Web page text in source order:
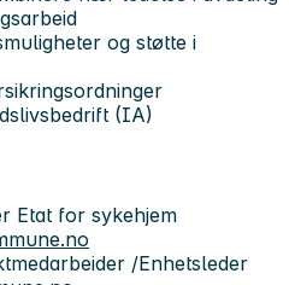
og støtte i
(IA)
Etat for sykehjem
/Enhetsleder